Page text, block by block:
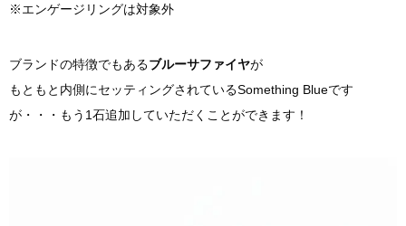
※エンゲージリングは対象外
ブランドの特徴でもあるブルーサファイヤが
もともと内側にセッティングされているSomething Blueです
が・・・もう1石追加していただくことができます！